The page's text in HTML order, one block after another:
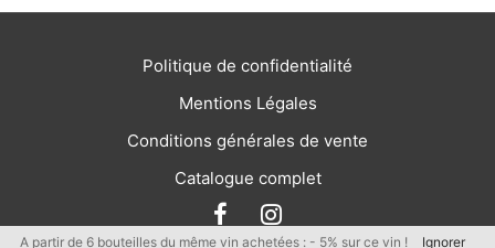
A partir de 6 bouteilles du même vin achetées : - 5% sur ce vin ! Ignorer
Politique de confidentialité
Mentions Légales
Conditions générales de vente
Catalogue complet